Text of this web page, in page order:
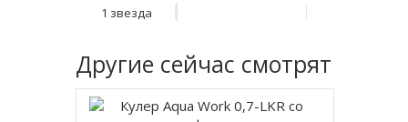
1 звезда
Другие сейчас смотрят